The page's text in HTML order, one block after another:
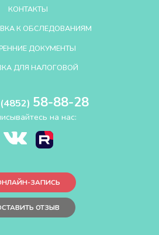
КОНТАКТЫ
К ОБСЛЕДОВАНИЯМ
ДОКУМЕНТЫ
ДЛЯ НАЛОГОВОЙ
58-88-28
на нас:
ЗАПИСЬ
ОТЗЫВ